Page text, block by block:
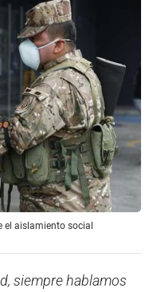
el aislamiento social
siempre hablamos